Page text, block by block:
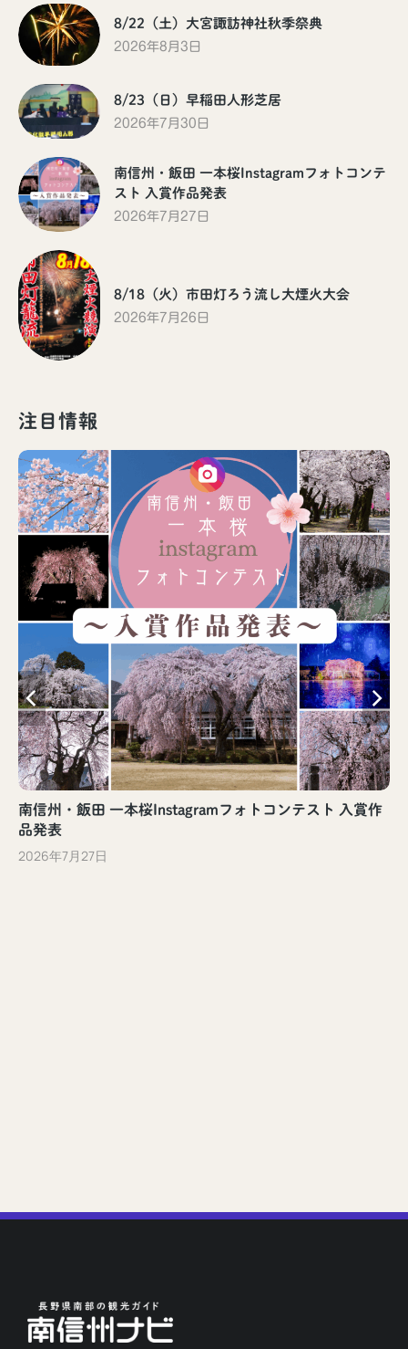
8/22（土）大宮諏訪神社秋季祭典
2026年8月3日
8/23（日）早稲田人形芝居
2026年7月30日
南信州・飯田 一本桜Instagramフォトコンテ
スト 入賞作品発表
2026年7月27日
8/18（火）市田灯ろう流し大煙火大会
2026年7月26日
注目情報
南信州・飯田 一本桜Instagramフォトコンテスト 入賞作
品発表
2026年7月27日